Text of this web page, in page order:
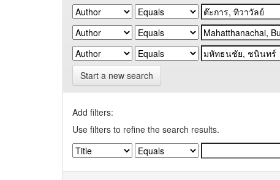
Start a new search
Add filters:
Use filters to refine the search results.